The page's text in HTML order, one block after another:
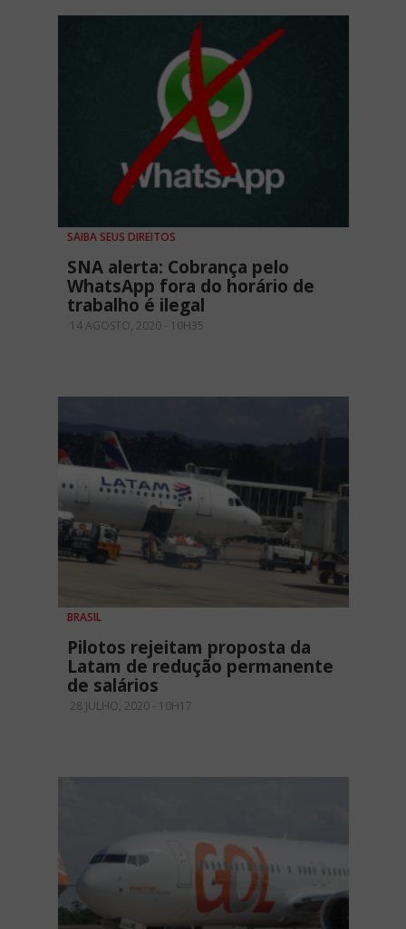
SAIBA SEUS DIREITOS
SNA alerta: Cobrança pelo
WhatsApp fora do horário de
trabalho é ilegal
14 AGOSTO, 2020 - 10H35
BRASIL
Pilotos rejeitam proposta da
Latam de redução permanente
de salários
28 JULHO, 2020 - 10H17